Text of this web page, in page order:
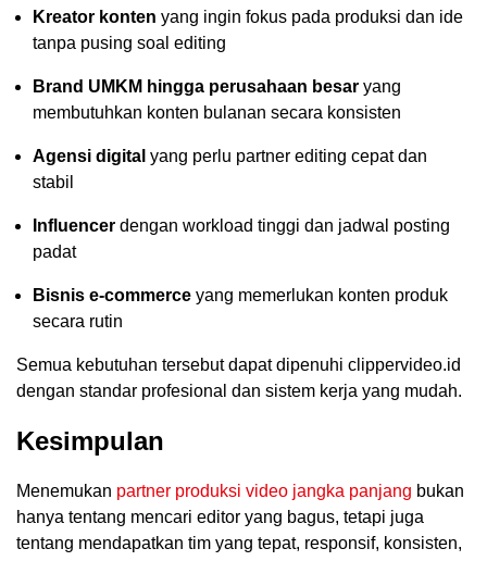
Kreator konten yang ingin fokus pada produksi dan ide
tanpa pusing soal editing
Brand UMKM hingga perusahaan besar yang
membutuhkan konten bulanan secara konsisten
Agensi digital yang perlu partner editing cepat dan
stabil
Influencer dengan workload tinggi dan jadwal posting
padat
Bisnis e-commerce yang memerlukan konten produk
secara rutin
Semua kebutuhan tersebut dapat dipenuhi clippervideo.id
dengan standar profesional dan sistem kerja yang mudah.
Kesimpulan
Menemukan partner produksi video jangka panjang bukan
hanya tentang mencari editor yang bagus, tetapi juga
tentang mendapatkan tim yang tepat, responsif, konsisten,